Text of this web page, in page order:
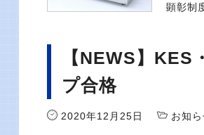
顕彰制
【NEWS】
プ合格
2020年12月25日 お知